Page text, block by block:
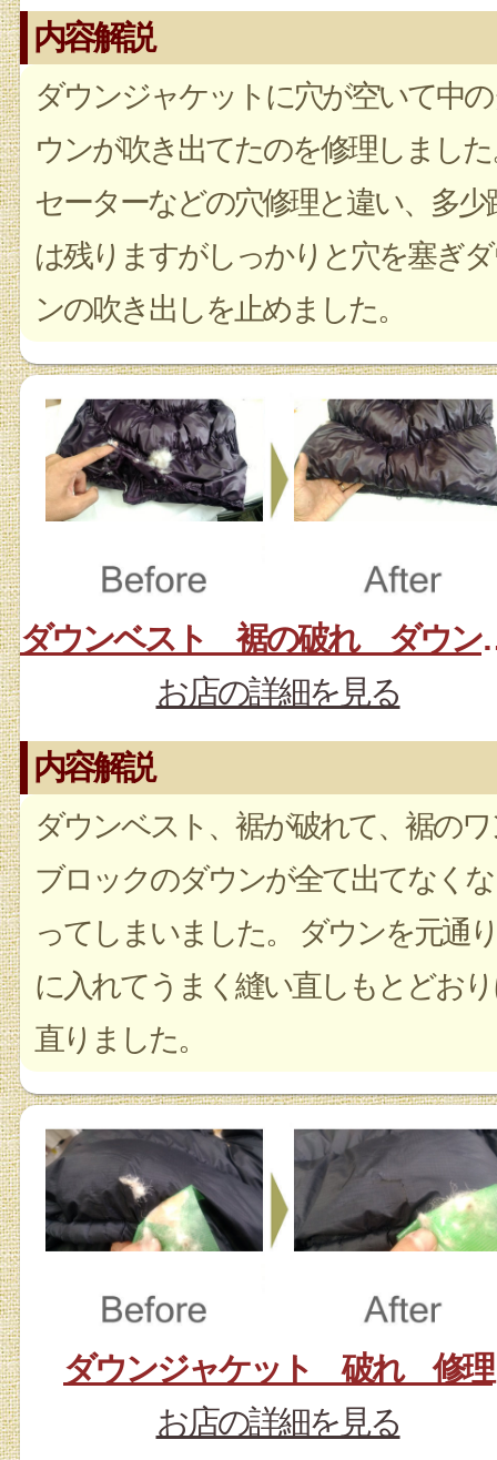
内容解説
ダウンジャケットに穴が空いて中
ウンが吹き出てたのを修理しまし
セーターなどの穴修理と違い、多少
は残りますがしっかりと穴を塞ぎ
ンの吹き出しを止めました。
ダウンベ
お店の詳細を見る
内容解説
ダウンベスト、裾が破れて、裾の
ブロックのダウンが全て出てなくな
ってしまいました。 ダウンを元通り
に入れてうまく縫い直しもとどお
直りました。
ダウンジャケット 破れ 修理
お店の詳細を見る